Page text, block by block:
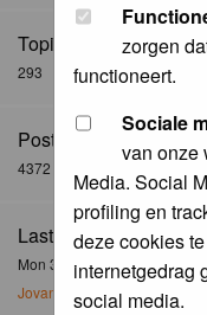
zorgen
functioneert.
Sociale
van onze
Media. Social
profiling en
deze cookies
internetgedrag
social media.
Topics:
293
Posts:
4372
Last Post:
Mon 30 Dec 2024, 21:02
Jovanzo